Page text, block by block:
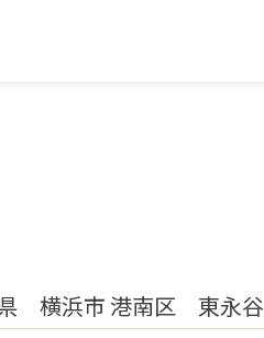
横浜市 港南区 東永谷